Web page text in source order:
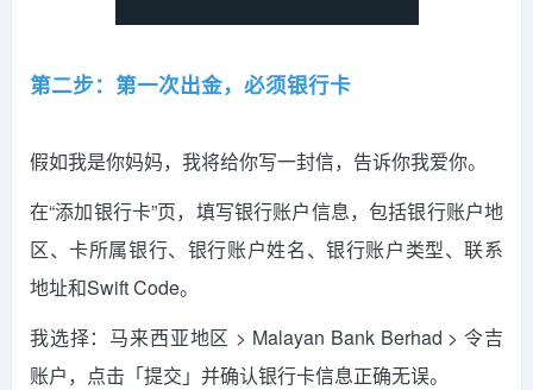
第二步：第一次出金，必须银行卡
假如我是你妈妈，我将给你写一封信，告诉你我爱你。
在“添加银行卡”页，填写银行账户信息，包括银行账户地
区、卡所属银行、银行账户姓名、银行账户类型、联系
地址和Swift Code。
我选择：马来西亚地区 > Malayan Bank Berhad > 令吉
账户，点击「提交」并确认银行卡信息正确无误。